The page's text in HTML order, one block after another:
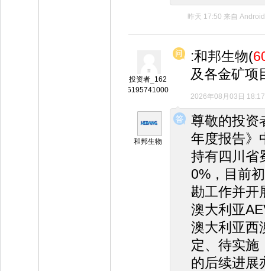
昨天 17:50 来自 Android
投资者_162
6195741000
:和邦生物(
及各金矿项
2026年08月03日 18:17
◆
◆
和邦生物
尊敬的投资
年度报告》
持有四川省
0%，目前
勘工作并开
澳大利亚
澳大利亚西
定、待实施
的后续进展